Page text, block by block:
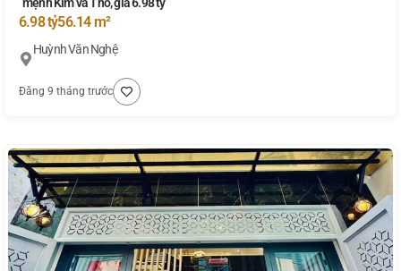
6.98 tỷ56.14 m²
Huỳnh Văn Nghệ
Đăng 9 tháng trước